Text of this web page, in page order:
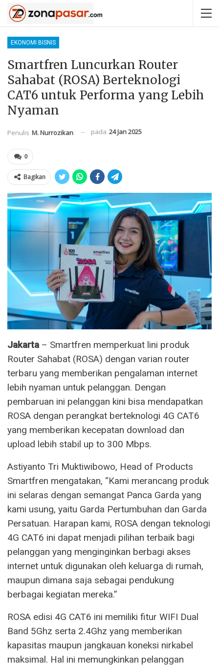
EKONOMI BISNIS
Smartfren Luncurkan Router
Sahabat (ROSA) Berteknologi
CAT6 untuk Performa yang Lebih
Nyaman
Penulis M. Nurrozikan pada 24 Jan 2025
0
Bagikan
Jakarta– Smartfren memperkuat lini produk
Router Sahabat (ROSA) dengan varian router
terbaru yang memberikan pengalaman internet
lebih nyaman untuk pelanggan. Dengan
pembaruan ini pelanggan kini bisa mendapatkan
ROSA dengan perangkat berteknologi 4G CAT6
yang memberikan kecepatan download dan
upload lebih stabil up to 300 Mbps.
Astiyanto Tri Muktiwibowo, Head of Products
Smartfren mengatakan, “Kami merancang produk
ini selaras dengan semangat Panca Garda yang
kami usung, yaitu Garda Pertumbuhan dan Garda
Persatuan. Harapan kami, ROSA dengan teknologi
4G CAT6 ini dapat menjadi pilihan terbaik bagi
pelanggan yang menginginkan berbagi akses
internet untuk digunakan oleh keluarga di rumah,
maupun dimana saja sebagai pendukung
berbagai kegiatan mereka.”
ROSA edisi 4G CAT6 ini memiliki fitur WIFI Dual
Band 5Ghz serta 2.4Ghz yang memberikan
kapasitas maupun jangkauan koneksi nirkabel
maksimal. Hal ini memungkinkan pelanggan